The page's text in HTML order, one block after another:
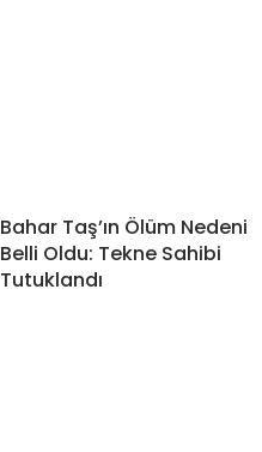
Bahar Taş’ın Ölüm Nedeni
Belli Oldu: Tekne Sahibi
Tutuklandı